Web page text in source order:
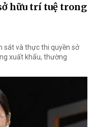
hữu trí tuệ trong
sát và thực thi quyền sở
xuất khẩu, thường